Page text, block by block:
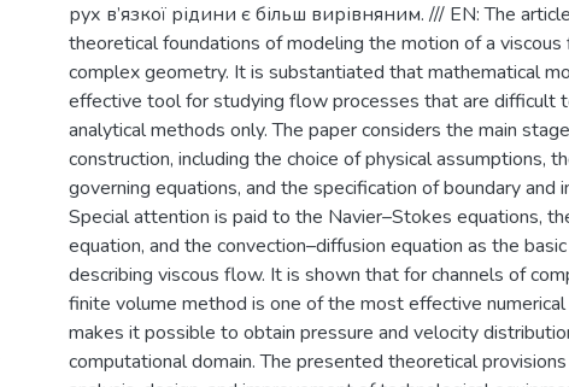
рух в’язкої рідини є більш вирівняним. /// EN: The
theoretical foundations of modeling the motion of a viscous
complex geometry. It is substantiated that mathematical
effective tool for studying flow processes that are difficult
analytical methods only. The paper considers the main
construction, including the choice of physical assumptions,
governing equations, and the specification of boundary and
Special attention is paid to the Navier–Stokes equations,
equation, and the convection–diffusion equation as the
describing viscous flow. It is shown that for channels of
finite volume method is one of the most effective numerical
makes it possible to obtain pressure and velocity
computational domain. The presented theoretical